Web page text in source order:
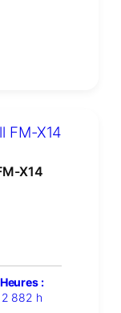
X14
Heures :
2 882 h